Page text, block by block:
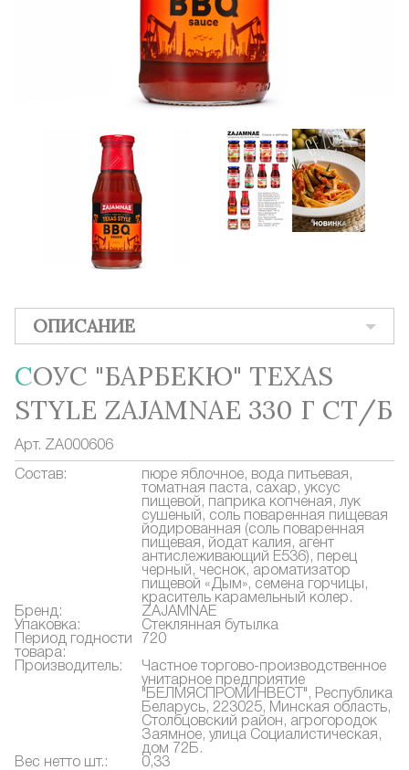
ОПИСАНИЕ
СОУС "БАРБЕКЮ" TEXAS
STYLE ZAJAMNAE 330 Г СТ/Б
Арт. ZA000606
Состав:
пюре яблочное, вода питьевая,
томатная паста, сахар, уксус
пищевой, паприка копченая, лук
сушеный, соль поваренная пищевая
йодированная (соль поваренная
пищевая, йодат калия, агент
антислеживающий Е536), перец
черный, чеснок, ароматизатор
пищевой «Дым», семена горчицы,
краситель карамельный колер.
Бренд:
ZAJAMNAE
Упаковка:
Стеклянная бутылка
Период годности
товара:
720
Производитель:
Частное торгово-производственное
унитарное предприятие
"БЕЛМЯСПРОМИНВЕСТ", Республика
Беларусь, 223025, Минская область,
Столбцовский район, агрогородок
Заямное, улица Социалистическая,
дом 72Б.
Вес нетто шт.:
0,33